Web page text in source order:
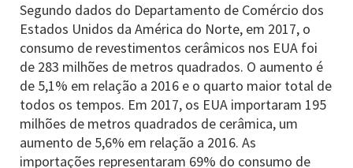
Segundo dados do Departamento de Comércio dos
Estados Unidos da América do Norte, em 2017, o
consumo de revestimentos cerâmicos nos EUA foi
de 283 milhões de metros quadrados. O aumento é
de 5,1% em relação a 2016 e o quarto maior total de
todos os tempos. Em 2017, os EUA importaram 195
milhões de metros quadrados de cerâmica, um
aumento de 5,6% em relação a 2016. As
importações representaram 69% do consumo de